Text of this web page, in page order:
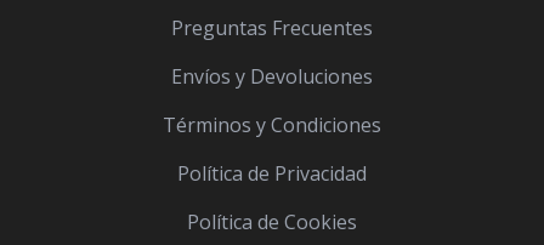
Preguntas Frecuentes
Envíos y Devoluciones
Términos y Condiciones
Política de Privacidad
Política de Cookies